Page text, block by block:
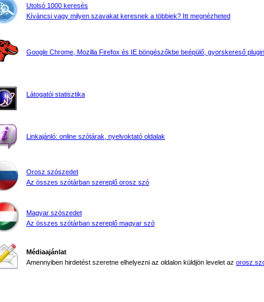
Utolsó 1000 keresés
Kíváncsi vagy milyen szavakat keresnek a többiek? Itt megnézheted
Google Chrome, Mozilla Firefox és IE böngészőkbe beépülő, gyorskereső
Látogatói statisztika
Linkajánló: online szótárak, nyelvoktató oldalak
Orosz szószedet
Az összes szótárban szereplő orosz szó
Magyar szószedet
Az összes szótárban szereplő magyar szó
Médiaajánlat
Amennyiben hirdetést szeretne elhelyezni az oldalon küldjön levelet az